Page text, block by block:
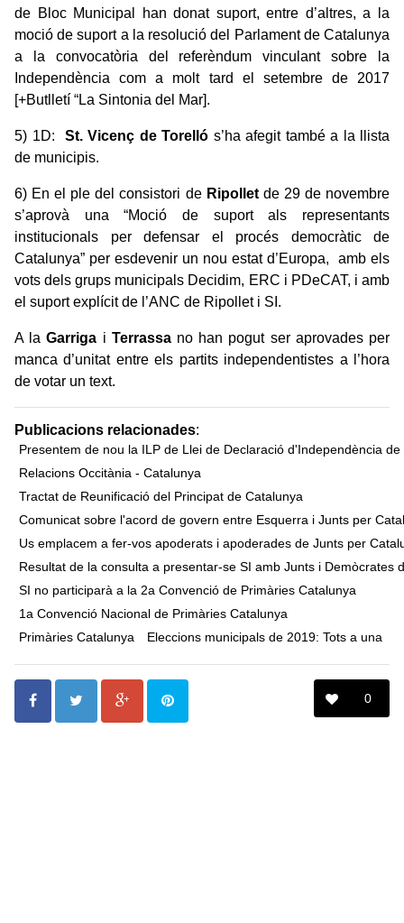
de Bloc Municipal han donat suport, entre d’altres, a la
moció de suport a la resolució del Parlament de Catalunya
a la convocatòria del referèndum vinculant sobre la
Independència com a molt tard el setembre de 2017
[+Butlletí “La Sintonia del Mar].
5) 1D: St. Vicenç de Torelló s’ha afegit també a la llista
de municipis.
6) En el ple del consistori de Ripolletde 29 de novembre
s’aprovà una “Moció de suport als representants
institucionals per defensar el procés democràtic de
Catalunya” per esdevenir un nou estat d’Europa, amb els
vots dels grups municipals Decidim, ERC i PDeCAT, i amb
el suport explícit de l’ANC de Ripollet i SI.
A laGarriga i Terrassano han pogut ser aprovades per
manca d’unitat entre els partits independentistes a l’hora
de votar un text.
Publicacions relacionades:
Presentem de nou la ILP de Llei de Declaració d'Independència de
Relacions Occitània - Catalunya
Tractat de Reunificació del Principat de Catalunya
Comunicat sobre l'acord de govern entre Esquerra i Junts per
Us emplacem a fer-vos apoderats i apoderades de Junts per
Resultat de la consulta a presentar-se SI amb Junts i Demòcrates
SI no participarà a la 2a Convenció de Primàries Catalunya
1a Convenció Nacional de Primàries Catalunya
Primàries Catalunya
Eleccions municipals de 2019: Tots a una
0